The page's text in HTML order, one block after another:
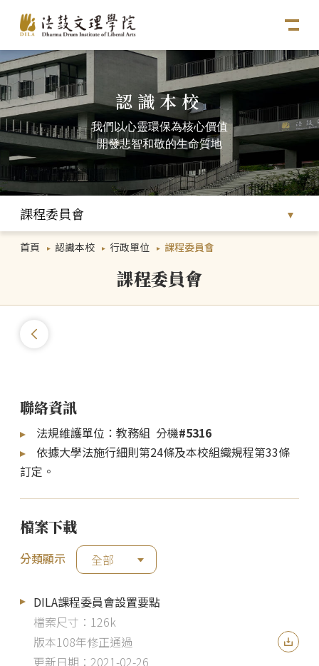
認識本校
我們以心靈環保為核心價值
開發悲智和敬的生命質地
課程委員會
首頁 認識本校 行政單位 課程委員會
課程委員會
聯絡資訊
法規維護單位：教務組 分機#5316
依據大學法施行細則第24條及本校組織規程第33條
訂定。
檔案下載
分類顯示 全部
DILA課程委員會設置要點
檔案尺寸：126k
版本108年修正通過
更新日期：2021-02-26